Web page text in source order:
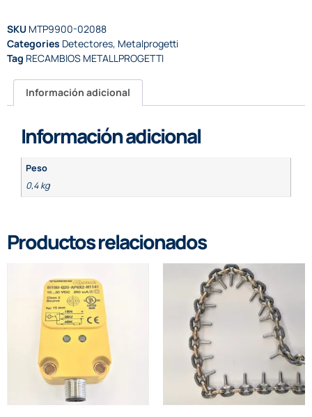
SKU MTP9900-02088
Categories Detectores, Metalprogetti
Tag RECAMBIOS METALLPROGETTI
Información adicional
Información adicional
Peso
0,4 kg
Productos relacionados